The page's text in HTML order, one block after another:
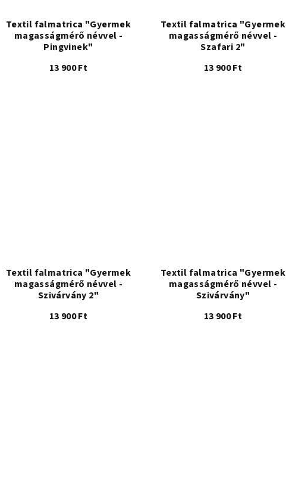
Masszív és tartós • Tanúsított anyagok • EU-ban készült
Textil falmatrica "Gyermek
magasságmérő névvel -
Pingvinek"
13 900 Ft
Textil falmatrica "Gyermek
magasságmérő névvel -
Szafari 2"
13 900 Ft
Textil falmatrica "Gyermek
magasságmérő névvel -
Szivárvány 2"
13 900 Ft
Textil falmatrica "Gyermek
magasságmérő névvel -
Szivárvány"
13 900 Ft